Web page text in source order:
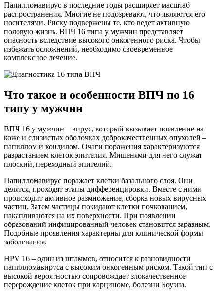
Папилломавирус в последние годы расширяет масштаб
распространения. Многие не подозревают, что являются его
носителями. Риску подвержены те, кто ведет активную
половую жизнь. ВПЧ 16 типа у мужчин представляет
опасность вследствие высокого онкогенного риска. Чтобы
избежать осложнений, необходимо своевременное
комплексное лечение.
Что такое и особенности ВПЧ по 16
типу у мужчин
ВПЧ 16 у мужчин – вирус, который вызывает появление на
коже и слизистых оболочках доброкачественных опухолей –
папиллом и кондилом. Очаги поражения характеризуются
разрастанием клеток эпителия. Мишенями для него служат
плоский, переходный эпителий.
Папилломавирус поражает клетки базального слоя. Они
делятся, проходят этапы дифференцировки. Вместе с ними
происходит активное размножение, сборка новых вирусных
частиц. Затем частицы покидают клетки почкованием,
накапливаются на их поверхности. При появлении
образований инфицированный человек становится заразным.
Подобные проявления характерны для клинической формы
заболевания.
HPV 16 – один из штаммов, относится к разновидности
папилломавируса с высоким онкогенным риском. Такой тип с
высокой вероятностью сопровождает злокачественное
перерождение клеток при карциноме, болезни Боуэна.